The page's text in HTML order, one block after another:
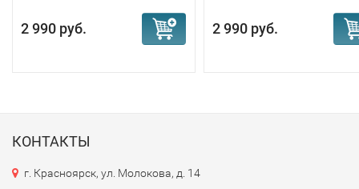
2 990 руб. 2 990 руб.
КОНТАКТЫ
г. Красноярск, ул. Молокова, д. 14